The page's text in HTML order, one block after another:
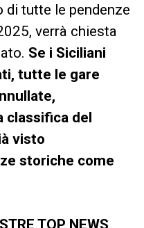
di tutte le pendenze
verrà chiesta
Se i Siciliani
tutte le gare
classifica del
visto
storiche come
TOP NEWS